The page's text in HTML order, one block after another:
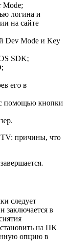
Mode;
логина и
на сайте
Dev Mode и Key
SDK;
его в
помощью кнопки
TV: причины, что
следует
заключается в
на ПК
опцию в